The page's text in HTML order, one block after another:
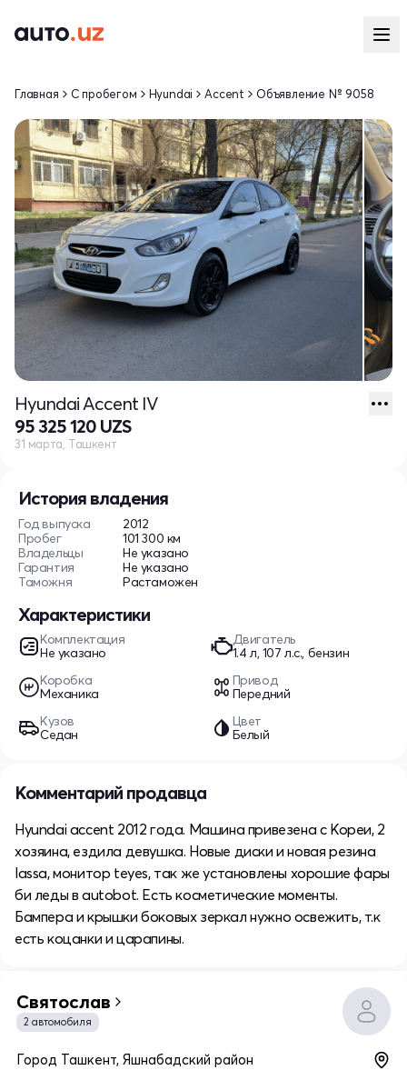
История владения
Год выпуска
2012
Пробег
101 300 км
Владельцы
Не указано
Гарантия
Не указано
Таможня
Растаможен
Характеристики
Комплектация
Не указано
Двигатель
1.4 л, 107 л.с., бензин
Коробка
Механика
Привод
Передний
Кузов
Седан
Цвет
Белый
Главная С пробегом Hyundai Accent Объявление № 9058
Hyundai Accent IV
95 325 120 UZS
31 марта, Ташкент
Комментарий продавца
Hyundai accent 2012 года. Машина привезена с Кореи, 2
хозяина, ездила девушка. Новые диски и новая резина
lassa, монитор teyes, так же установлены хорошие фары
би леды в autobot. Есть косметические моменты.
Бампера и крышки боковых зеркал нужно освежить, т.к
есть коцанки и царапины.
Святослав
2 автомобиля
Город Ташкент, Яшнабадский район